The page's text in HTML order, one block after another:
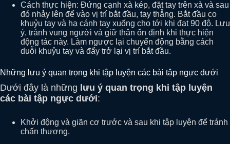
Cách thực hiện: Đứng cạnh xà kép, đặt tay trên xà và sau
đó nhảy lên để vào vị trí bắt đầu, tay thẳng. Bắt đầu co
khuỷu tay và hạ cánh tay xuống cho tới khi đạt 90 độ. Lưu
ý, tránh vung người và giữ thân ổn định khi thực hiện
động tác này. Làm ngược lại chuyển động bằng cách
duỗi khuỷu tay và đẩy trở lại vị trí bắt đầu.
Những lưu ý quan trọng khi tập luyện các bài tập ngực dưới
Dưới đây là những lưu ý quan trọng khi tập luyện
các bài tập ngực dưới:
Khởi động và giãn cơ trước và sau khi tập luyện để tránh
chấn thương.